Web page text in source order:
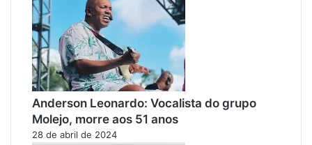
Anderson Leonardo: Vocalista do grupo
Molejo, morre aos 51 anos
28 de abril de 2024